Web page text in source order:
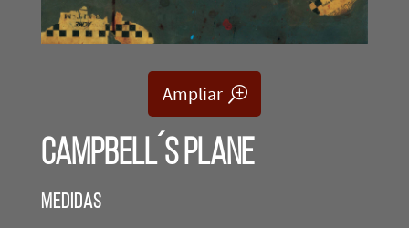
Ampliar
CAMPBELL´S PLANE
Medidas